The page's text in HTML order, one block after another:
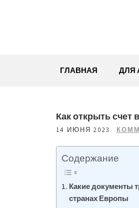
ГЛАВНАЯ ДЛЯ
Как открыть счет
14 ИЮНЯ 2023
Содержание
Какие документы
странах Европы